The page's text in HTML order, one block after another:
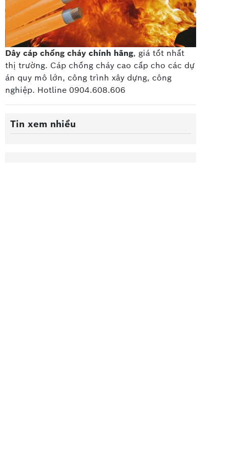
Dây cáp chống cháychính hãng, giá tốt nhất
thị trường. Cáp chống cháy cao cấpcho các dự
án quy mô lớn, công trình xây dựng, công
nghiệp. Hotline 0904.608.606
Tin xem nhiều